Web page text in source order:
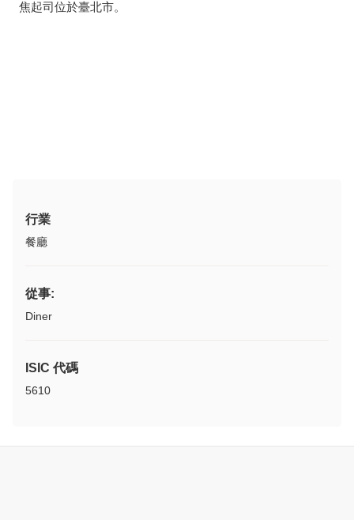
焦起司位於臺北市。
行業
餐廳
從事:
Diner
ISIC 代碼
5610